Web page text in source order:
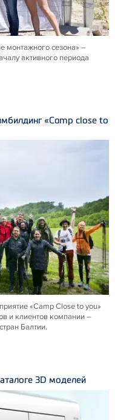
монтажного сезона» –
активного периода
«Camp close to
«Camp Close to you»
и клиентов компании –
Балтии.
3D моделей